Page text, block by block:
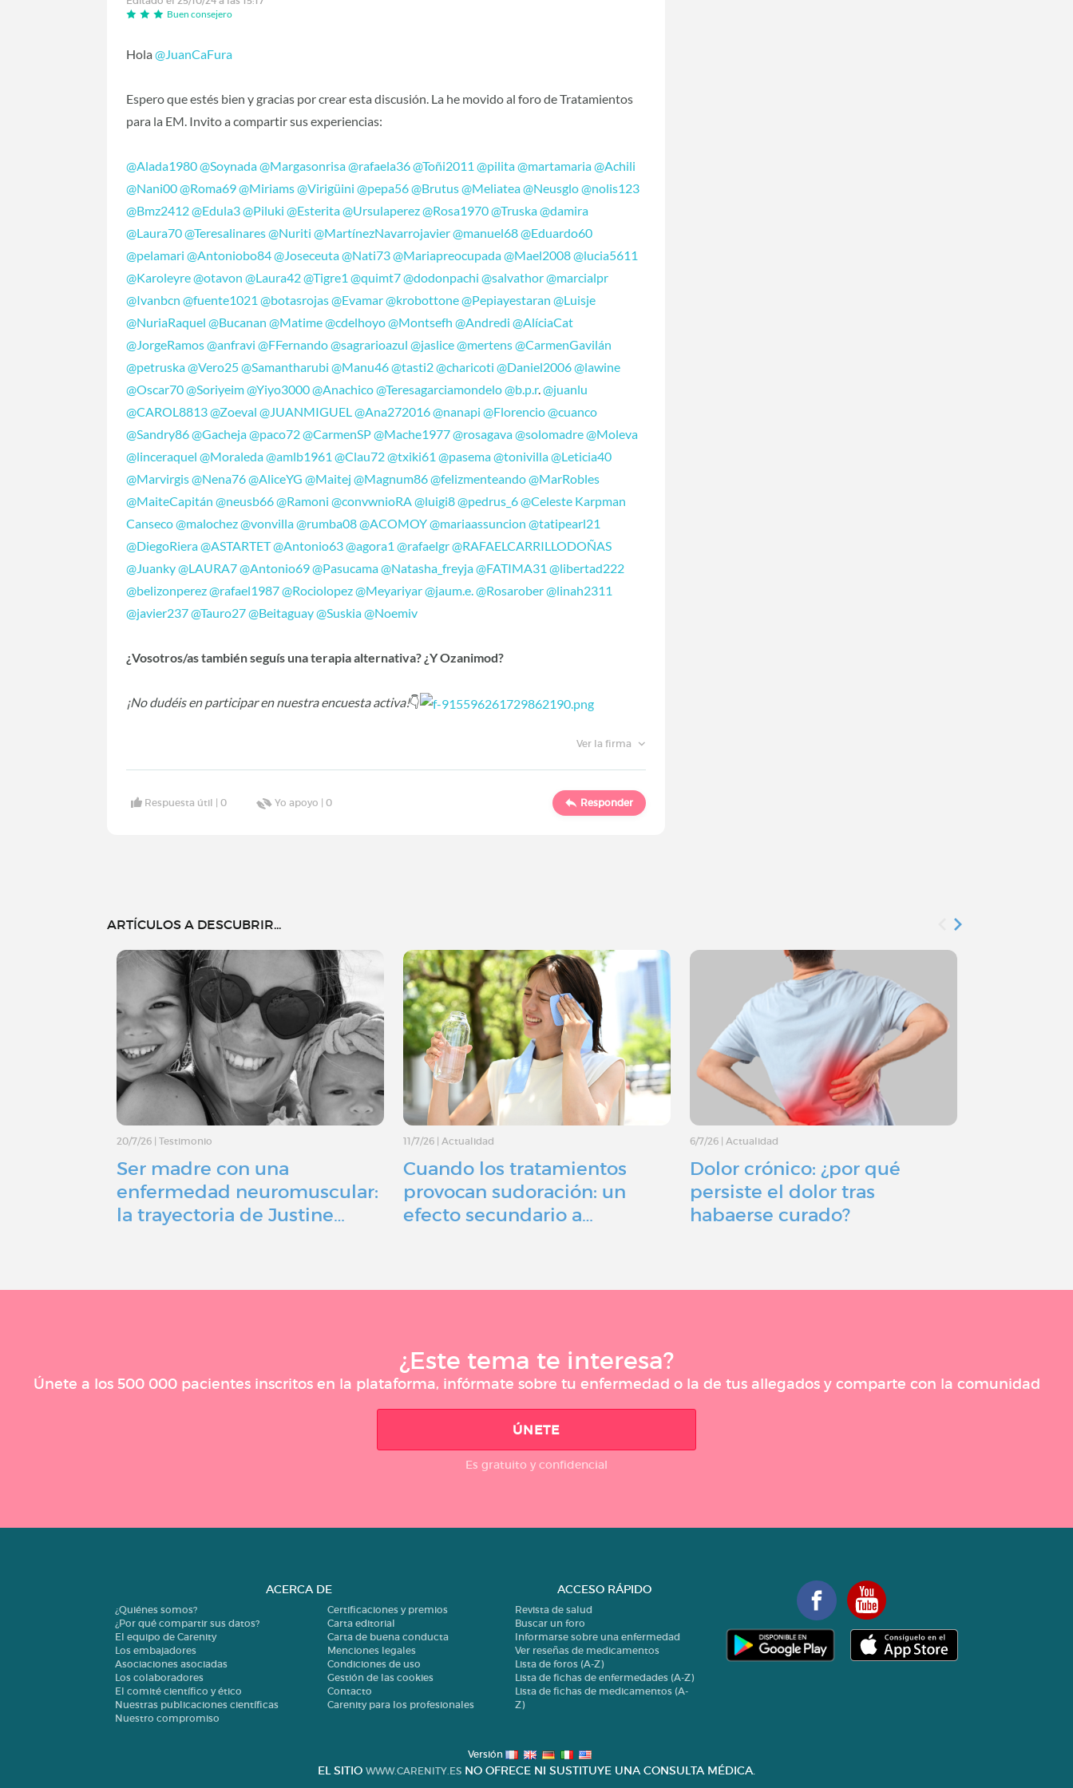
Buen consejero
Hola@JuanCaFura
Espero que estés bien y gracias por crear esta discusión. La he movido al foro de Tratamientos
para la EM. Invito a compartir sus experiencias:
@Alada1980@Soynada@Margasonrisa@rafaela36@Toñi2011 @pilita@martamaria@Achili
@Nani00@Roma69@Miriams@Virigüini @pepa56@Brutus@Meliatea@Neusglo@nolis123
@Bmz2412@Edula3@Piluki @Esterita@Ursulaperez@Rosa1970@Truska@damira
@Laura70@Teresalinares@Nuriti @MartínezNavarrojavier@manuel68@Eduardo60
@pelamari @Antoniobo84@Joseceuta@Nati73@Mariapreocupada@Mael2008@lucia5611
@Karoleyre@otavon @Laura42@Tigre1 @quimt7@dodonpachi @salvathor@marcialpr
@Ivanbcn @fuente1021 @botasrojas@Evamar@krobottone@Pepiayestaran @Luisje
@NuriaRaquel @Bucanan @Matime@cdelhoyo@Montsefh @Andredi @AlíciaCat
@JorgeRamos@anfravi @FFernando@sagrarioazul @jaslice@mertens@CarmenGavilán
@petruska@Vero25@Samantharubi @Manu46@tasti2@charicoti @Daniel2006@lawine
@Oscar70@Soriyeim@Yiyo3000@Anachico@Teresagarciamondelo@b.p.r.@juanlu
@CAROL8813@Zoeval @JUANMIGUEL@Ana272016@nanapi @Florencio@cuanco
@Sandry86@Gacheja@paco72@CarmenSP@Mache1977@rosagava@solomadre@Moleva
@linceraquel @Moraleda@amlb1961 @Clau72@txiki61 @pasema@tonivilla@Leticia40
@Marvirgis@Nena76@AliceYG @Maitej @Magnum86@felizmenteando@MarRobles
@MaiteCapitán @neusb66@Ramoni @convwnioRA@luigi8@pedrus_6@Celeste Karpman
Canseco@malochez@vonvilla@rumba08@ACOMOY@mariaassuncion @tatipearl21
@DiegoRiera@ASTARTET@Antonio63@agora1 @rafaelgr@RAFAELCARRILLODOÑAS
@Juanky@LAURA7@Antonio69@Pasucama@Natasha_freyja@FATIMA31 @libertad222
@belizonperez@rafael1987@Rociolopez@Meyariyar@jaum.e.@Rosarober@linah2311
@javier237@Tauro27@Beitaguay@Suskia@Noemiv
¿Vosotros/as también seguís una terapia alternativa? ¿Y Ozanimod?
¡No dudéis en participar en nuestra encuesta activa!👇
Ver la firma
Respuesta útil |0 Yo apoyo |0 Responder
ARTÍCULOS A DESCUBRIR...
20/7/26 |Testimonio
Ser madre con una
enfermedad neuromuscular:
la trayectoria de Justine…
11/7/26 |Actualidad
Cuando los tratamientos
provocan sudoración: un
efecto secundario a…
6/7/26 |Actualidad
Dolor crónico: ¿por qué
persiste el dolor tras
habaerse curado?
¿Este tema te interesa?
Únete a los 500 000 pacientes inscritos en la plataforma, infórmate sobre tu enfermedad o la de tus allegados y comparte con la comunidad
ÚNETE
Es gratuito y confidencial
ACERCA DE
¿Quiénes somos?
¿Por qué compartir sus datos?
El equipo de Carenity
Los embajadores
Asociaciones asociadas
Los colaboradores
El comité científico y ético
Nuestras publicaciones científicas
Nuestro compromiso
Certificaciones y premios
Carta editorial
Carta de buena conducta
Menciones legales
Condiciones de uso
Gestión de las cookies
Contacto
Carenity para los profesionales
ACCESO RÁPIDO
Revista de salud
Buscar un foro
Informarse sobre una enfermedad
Ver reseñas de medicamentos
Lista de foros (A-Z)
Lista de fichas de enfermedades (A-Z)
Lista de fichas de medicamentos (A-
Z)
Versión
EL SITIO WWW.CARENITY.ES NO OFRECE NI SUSTITUYE UNA CONSULTA MÉDICA.